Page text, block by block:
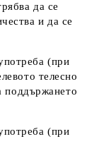
да се
и да се
(при
телесно
поддържането
(при